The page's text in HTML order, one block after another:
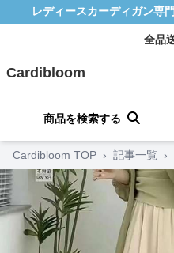
レディースカーディガン専
全品
Cardibloom
商品を検索する
Cardibloom TOP › 記事一覧 ›